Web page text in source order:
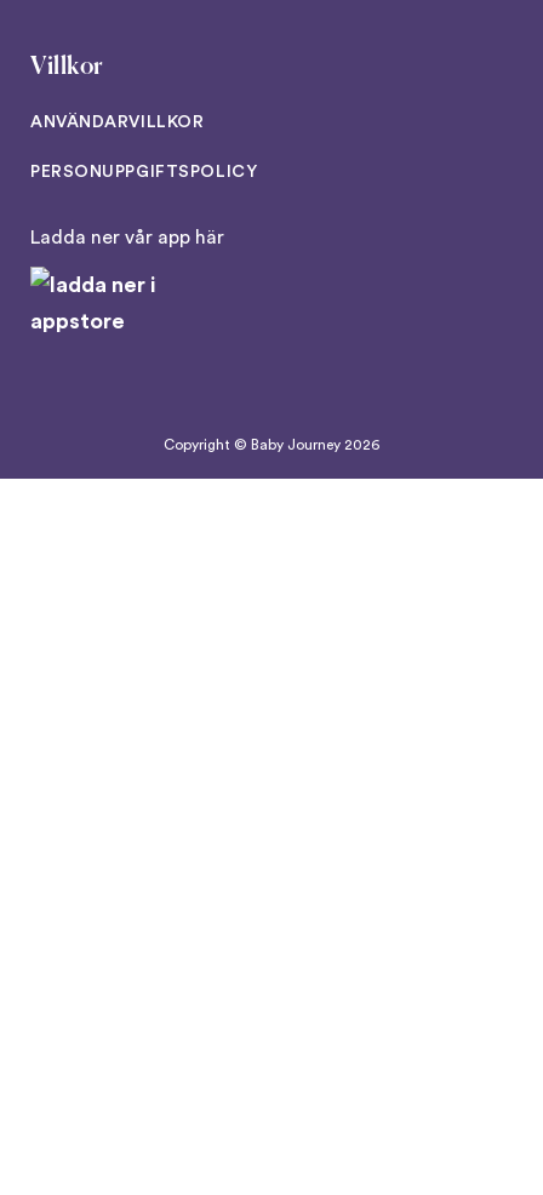
Villkor
ANVÄNDARVILLKOR
PERSONUPPGIFTSPOLICY
Ladda ner vår app här
Copyright © Baby Journey 2026